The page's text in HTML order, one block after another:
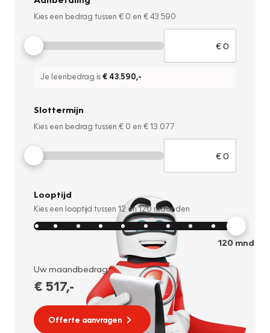
Kies een bedrag tussen € 0 en € 43.590
Je leenbedrag is€ 43.590,-
Slottermijn
Kies een bedrag tussen € 0 en € 13.077
Looptijd
Kies een looptijd tussen 12 en120 maanden
120mnd
Uw maandbedrag:
€ 517,-
Offerte aanvragen